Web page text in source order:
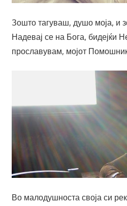
Зошто тагуваш, душо моја, и
Надевај се на Бога, бидејќи
прославувам, мојот
Во малодушноста своја си